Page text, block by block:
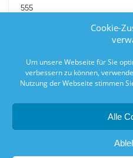
Cookie-
Um unsere Webseite für Sie
verbessern zu können,
Nutzung der Webseite stimmen
Alle
555